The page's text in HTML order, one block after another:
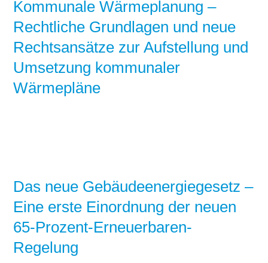
Kommunale Wärmeplanung –
Rechtliche Grundlagen und neue
Rechtsansätze zur Aufstellung und
Umsetzung kommunaler
Wärmepläne
Das neue Gebäudeenergiegesetz –
Eine erste Einordnung der neuen
65-Prozent-Erneuerbaren-
Regelung